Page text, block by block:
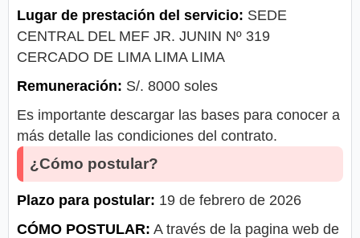
Lugar de prestación del servicio: SEDE
CENTRAL DEL MEF JR. JUNIN Nº 319
CERCADO DE LIMA LIMA LIMA
Remuneración: S/. 8000 soles
Es importante descargar las bases para conocer a
más detalle las condiciones del contrato.
¿Cómo postular?
Plazo para postular: 19 de febrero de 2026
CÓMO POSTULAR: A través de la pagina web de